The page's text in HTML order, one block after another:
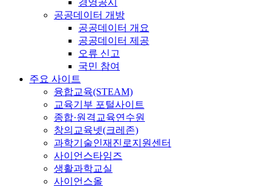
공공데이터 개방
공공데이터 개요
공공데이터 제공
오류 신고
국민 참여
주요 사이트
융합교육(STEAM)
교육기부 포털사이트
종합·원격교육연수원
창의교육넷(크레존)
과학기술인재진로지원센터
사이언스타임즈
생활과학교실
사이언스올